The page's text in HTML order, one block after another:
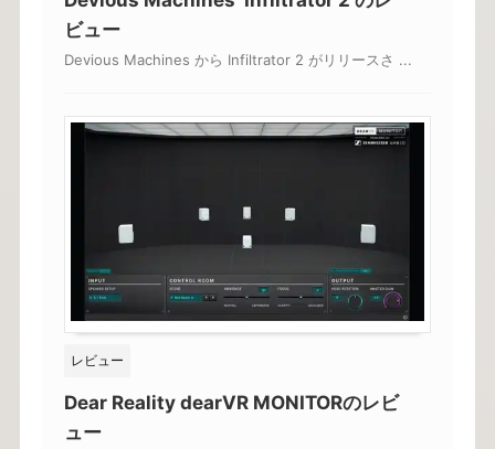
ビュー
Devious Machines から Infiltrator 2 がリリースさ ...
レビュー
Dear Reality dearVR MONITORのレビ
ュー